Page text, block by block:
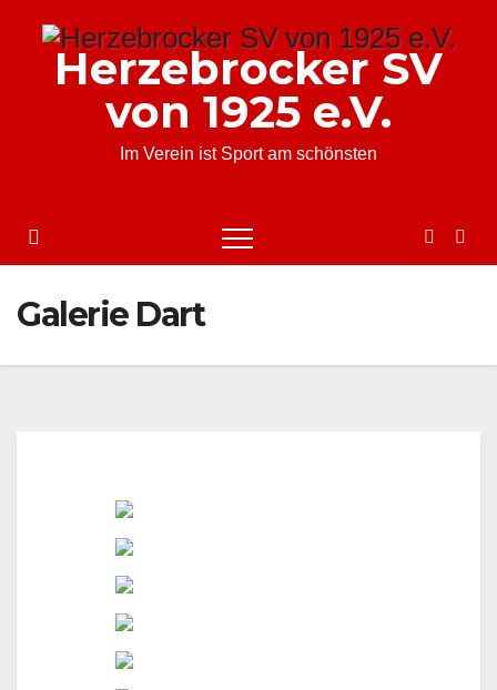
springenHerzebrocker SV
von 1925 e.V.
Im Verein ist Sport am schönsten
Galerie Dart